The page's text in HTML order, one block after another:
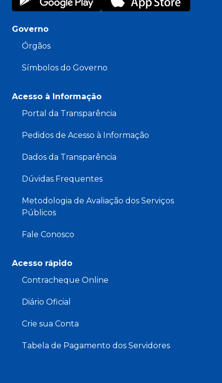
Governo
Órgãos
Símbolos do Governo
Acesso à Informação
Portal da Transparência
Pedidos de Acesso à Informação
Dados da Transparência
Dúvidas Frequentes
Metodologia de Avaliação dos Serviços
Públicos
Fale Conosco
Acesso rápido
Contracheque Online
Diário Oficial
Crie sua Conta
Tabela de Pagamento dos Servidores